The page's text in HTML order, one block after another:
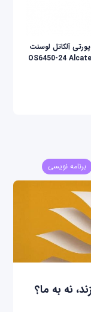
سوئیچ 24 پورتی آلکاتل لوسنت
OS6450-24
برنامه نویسی
نه به ما؟